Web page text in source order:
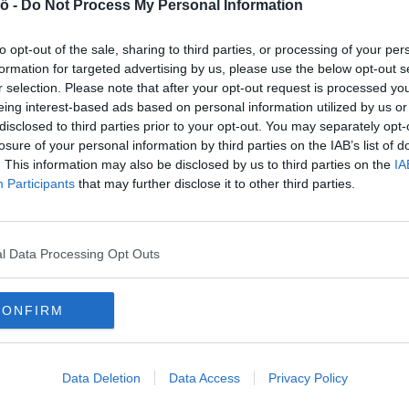
- Do Not Process My Personal Information
opt-out of the sale, sharing to third parties, or processing of your
for targeted advertising by us, please use the below opt-out
selection. Please note that after your opt-out request is processed
interest-based ads based on personal information utilized by us
to third parties prior to your opt-out. You may separately
of your personal information by third parties on the IAB’s list of
This information may also be disclosed by us to third parties on the
Participants that may further disclose it to other third parties.
Data Processing Opt Outs
Data Deletion Data Access Privacy Policy
az egyéb rizikófaktorok és
túlsúlyesetén a testsúlycsökkentés,
étrend bizonyítottan jelentős
adohányzáselhagyása, azalkoholfogyasztás
stresszkezelő technikák alkalmazása –
is szüksége van, a korszerű, 24 órás
egyszerűbbé teszi a terápiát, míg az
egyetlen tablettában több hatóanyagot
együttműködést.